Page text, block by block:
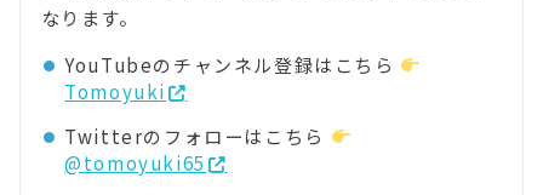
なります。
YouTubeのチャンネル登録はこちら
Tomoyuki
Twitterのフォローはこちら
@tomoyuki65